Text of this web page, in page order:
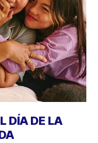
DÍA DE LA